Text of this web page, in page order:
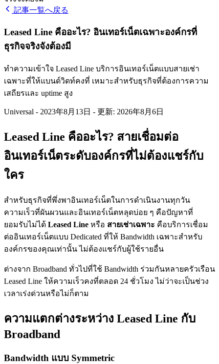
記事一覧へ戻る
Leased Line คืออะไร? อินเทอร์เน็ตเฉพาะองค์กรที่
ธุรกิจจริงจังต้องมี
ทำความเข้าใจ Leased Line บริการอินเทอร์เน็ตแบบสายเช่า
เฉพาะที่ให้แบนด์วิดท์คงที่ เหมาะสำหรับธุรกิจที่ต้องการความ
เสถียรและ uptime สูง
Universal - 2023年8月13日 - 更新: 2026年8月6日
Leased Line คืออะไร? สายเชื่อมต่อ
อินเทอร์เน็ตระดับองค์กรที่ไม่ต้องแชร์กับ
ใคร
สำหรับธุรกิจที่พึ่งพาอินเทอร์เน็ตในการดำเนินงานทุกวัน
ความเร็วที่ผันผวนและอินเทอร์เน็ตหลุดบ่อย ๆ คือปัญหาที่
ยอมรับไม่ได้ Leased Line หรือ สายเช่าเฉพาะ คือบริการเชื่อม
ต่ออินเทอร์เน็ตแบบ Dedicated ที่ให้ Bandwidth เฉพาะสำหรับ
องค์กรของคุณเท่านั้น ไม่ต้องแชร์กับผู้ใช้รายอื่น
ต่างจาก Broadband ทั่วไปที่ใช้ Bandwidth ร่วมกันหลายครัวเรือน
Leased Line ให้ความเร็วคงที่ตลอด 24 ชั่วโมง ไม่ว่าจะเป็นช่วง
เวลาเร่งด่วนหรือไม่ก็ตาม
ความแตกต่างระหว่าง Leased Line กับ
Broadband
Bandwidth แบบ Symmetric